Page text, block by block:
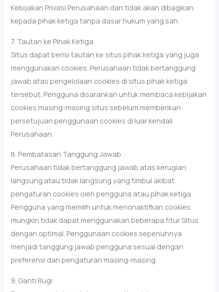
Kebijakan Privasi Perusahaan dan tidak akan dibagikan
kepada pihak ketiga tanpa dasar hukum yang sah.
7. Tautan ke Pihak Ketiga
Situs dapat berisi tautan ke situs pihak ketiga yang juga
menggunakan cookies. Perusahaan tidak bertanggung
jawab atas pengelolaan cookies di situs pihak ketiga
tersebut. Pengguna disarankan untuk membaca kebijakan
cookies masing-masing situs sebelum memberikan
persetujuan penggunaan cookies di luar kendali
Perusahaan.
8. Pembatasan Tanggung Jawab
Perusahaan tidak bertanggung jawab atas kerugian
langsung atau tidak langsung yang timbul akibat
pengaturan cookies oleh pengguna atau pihak ketiga.
Pengguna yang memilih untuk menonaktifkan cookies
mungkin tidak dapat menggunakan beberapa fitur Situs
dengan optimal. Penggunaan cookies sepenuhnya
menjadi tanggung jawab pengguna sesuai dengan
preferensi dan pengaturan masing-masing.
9. Ganti Rugi